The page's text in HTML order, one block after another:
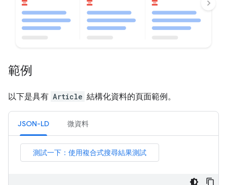
範例
以下是具有 Article 結構化資料的頁面範例。
JSON-LD 微資料